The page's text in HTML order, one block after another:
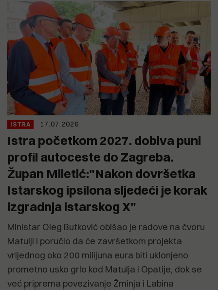
ISTRA 17.07.2026
Istra početkom 2027. dobiva puni
profil autoceste do Zagreba.
Župan Miletić:"Nakon dovršetka
Istarskog ipsilona sljedeći je korak
izgradnja istarskog X"
Ministar Oleg Butković obišao je radove na čvoru
Matulji i poručio da će završetkom projekta
vrijednog oko 200 milijuna eura biti uklonjeno
prometno usko grlo kod Matulja i Opatije, dok se
već priprema povezivanje Žminja i Labina